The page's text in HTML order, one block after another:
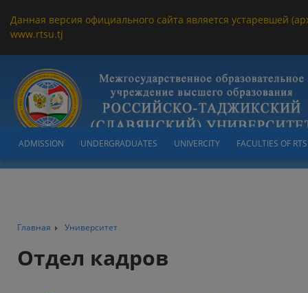
Данная версия официального сайта является устаревшей
www.rtsu.tj
ADMISSION UNDERGRADUATES UNIVERCITY FACULTIES OF
Главная Университет
Отдел кадров